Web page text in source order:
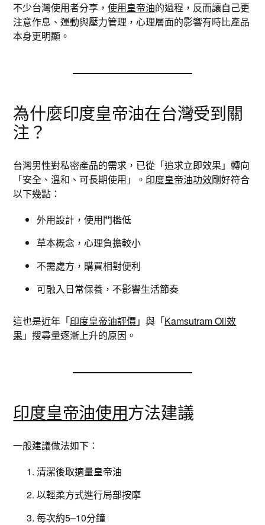
不少台灣使用者分享，使用皇帝油的過程，反而讓自己更
注意作息、運動與壓力管理，心理層面的影響有時比產品
本身更明顯。
為什麼印度皇帝油在台灣受到關
注？
台灣男性對私密產品的需求，已從「追求立即效果」轉向
「安全、溫和、可長期使用」。 印度皇帝油功效剛好符合
以下幾點：
外用設計，使用門檻低
草本概念，心理負擔較小
不需處方，購買相對便利
可融入日常保養，不影響生活節奏
這也是近年「印度皇帝油評價」與「Kamsutram Oil效
果 」搜尋量逐漸上升的原因。
印度皇帝油使用方法建議
一般建議做法如下：
清潔後取適量皇帝油
以輕柔方式進行局部按摩
每次約5–10分鐘